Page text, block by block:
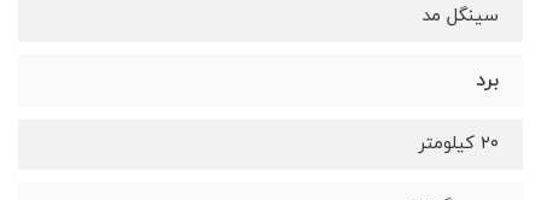
سینگل مد
برد
۲۰ کیلومتر